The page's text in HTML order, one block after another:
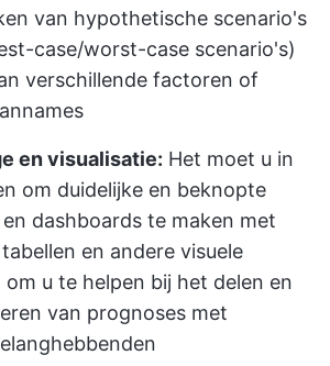
van hypothetische scenario's
case/worst-case scenario's)
verschillende factoren of
en visualisatie: Het moet u in
om duidelijke en beknopte
dashboards te maken met
en andere visuele
om u te helpen bij het delen en
van prognoses met